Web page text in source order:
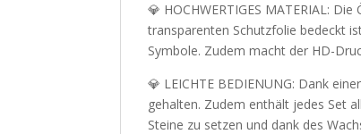
💎 HOCHWERTIGES MATERIAL:
transparenten Schutzfolie bedeckt
Symbole. Zudem macht der HD-
💎 LEICHTE BEDIENUNG: Dank
gehalten. Zudem enthält jedes Set
Steine zu setzen und dank des